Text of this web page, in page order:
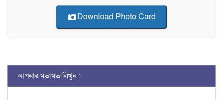
Download Photo Card
আপনার মতামত লিখুন :